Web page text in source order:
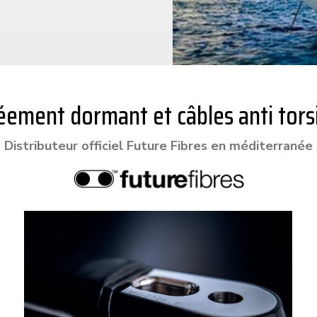
dormant et câbles anti
Distributeur officiel Future Fibres en méditerranée